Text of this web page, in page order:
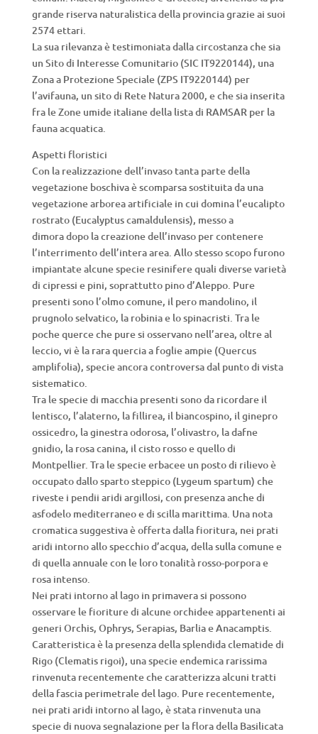
grande riserva naturalistica della provincia grazie ai suoi
2574 ettari.
La sua rilevanza è testimoniata dalla circostanza che sia
un Sito di Interesse Comunitario (SIC IT9220144), una
Zona a Protezione Speciale (ZPS IT9220144) per
l’avifauna, un sito di Rete Natura 2000, e che sia inserita
fra le Zone umide italiane della lista di RAMSAR per la
fauna acquatica.
Aspetti floristici
Con la realizzazione dell’invaso tanta parte della
vegetazione boschiva è scomparsa sostituita da una
vegetazione arborea artificiale in cui domina l’eucalipto
rostrato (Eucalyptus camaldulensis), messo a
dimora dopo la creazione dell’invaso per contenere
l’interrimento dell’intera area. Allo stesso scopo furono
impiantate alcune specie resinifere quali diverse varietà
di cipressi e pini, soprattutto pino d’Aleppo. Pure
presenti sono l’olmo comune, il pero mandolino, il
prugnolo selvatico, la robinia e lo spinacristi. Tra le
poche querce che pure si osservano nell’area, oltre al
leccio, vi è la rara quercia a foglie ampie (Quercus
amplifolia), specie ancora controversa dal punto di vista
sistematico.
Tra le specie di macchia presenti sono da ricordare il
lentisco, l’alaterno, la fillirea, il biancospino, il ginepro
ossicedro, la ginestra odorosa, l’olivastro, la dafne
gnidio, la rosa canina, il cisto rosso e quello di
Montpellier. Tra le specie erbacee un posto di rilievo è
occupato dallo sparto steppico (Lygeum spartum) che
riveste i pendii aridi argillosi, con presenza anche di
asfodelo mediterraneo e di scilla marittima. Una nota
cromatica suggestiva è offerta dalla fioritura, nei prati
aridi intorno allo specchio d’acqua, della sulla comune e
di quella annuale con le loro tonalità rosso-porpora e
rosa intenso.
Nei prati intorno al lago in primavera si possono
osservare le fioriture di alcune orchidee appartenenti ai
generi Orchis, Ophrys, Serapias, Barlia e Anacamptis.
Caratteristica è la presenza della splendida clematide di
Rigo (Clematis rigoi), una specie endemica rarissima
rinvenuta recentemente che caratterizza alcuni tratti
della fascia perimetrale del lago. Pure recentemente,
nei prati aridi intorno al lago, è stata rinvenuta una
specie di nuova segnalazione per la flora della Basilicata